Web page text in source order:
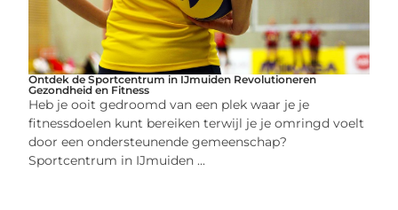
Ontdek de Sportcentrum in IJmuiden Revolutioneren
Gezondheid en Fitness
Heb je ooit gedroomd van een plek waar je je
fitnessdoelen kunt bereiken terwijl je je omringd voelt
door een ondersteunende gemeenschap?
Sportcentrum in IJmuiden ...